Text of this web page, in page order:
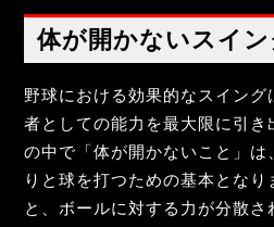
体が開かないスイ
野球における効果的なスイン
者としての能力を最大限に引き
の中で「体が開かないこと」
りと球を打つための基本となり
と、ボールに対する力が分散